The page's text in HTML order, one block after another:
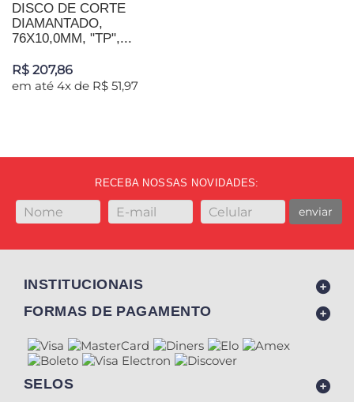
DISCO DE CORTE
DIAMANTADO,
76X10,0MM, "TP",...
R$ 207,86
em até 4x de R$ 51,97
RECEBA NOSSAS NOVIDADES:
enviar
INSTITUCIONAIS
FORMAS DE PAGAMENTO
SELOS